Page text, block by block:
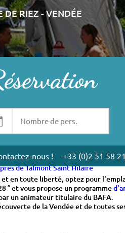
DE RIEZ - VENDÉE
nous ! +33 (0)2 51 58
avec votre caravane ou tente,
cadre arboré et fleuri pour des
de Talmont Saint Hilaire
en toute liberté, optez pour
° et vous propose un programme
un animateur titulaire du BAFA.
de la Vendée et de toutes